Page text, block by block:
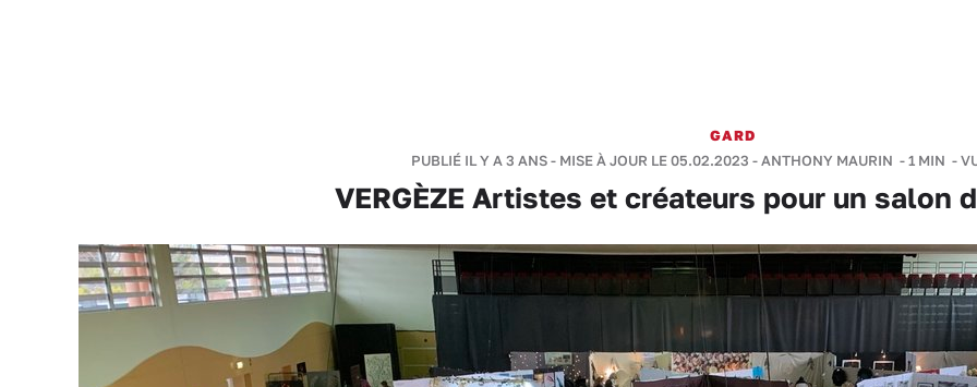
GARD
PUBLIÉ IL Y A 3 ANS - MISE À JOUR LE 05.02.2023 -ANTHONY MAURIN -1 MIN -
VERGÈZE Artistes et créateurs pour un salon